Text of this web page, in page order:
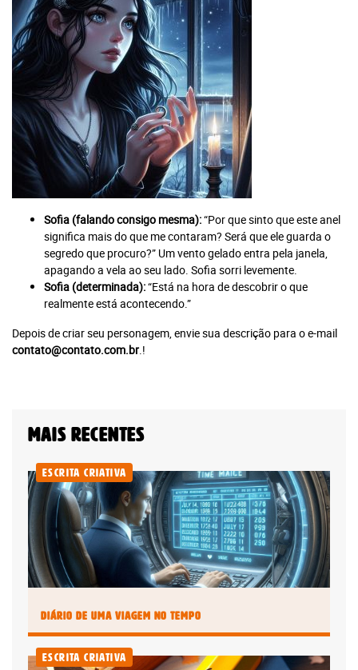
Sofia (falando consigo mesma):“Por que sinto que este anel
significa mais do que me contaram? Será que ele guarda o
segredo que procuro?” Um vento gelado entra pela janela,
apagando a vela ao seu lado. Sofia sorri levemente.
Sofia (determinada):“Está na hora de descobrir o que
realmente está acontecendo.”
Depois de criar seu personagem, envie sua descrição para o e-mail
contato@contato.com.br.!
Mais recentes
Escrita Criativa
Diário de uma Viagem no Tempo
Escrita Criativa
Plano anual: R$ 180.00 ou 10x R$
18,00
Assinar Planeta Notícia
Já é assinante?Faça seu login
É um professor ou uma escola?Clique aqui